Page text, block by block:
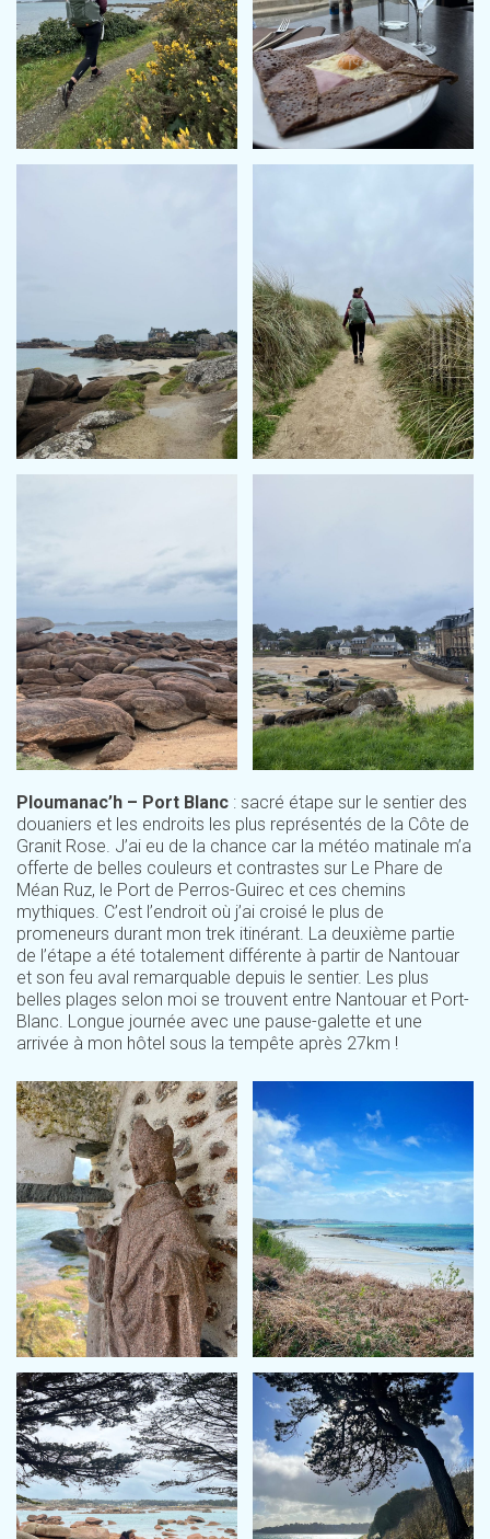
Ploumanac’h – Port Blanc : sacré étape sur le sentier des
douaniers et les endroits les plus représentés de la Côte de
Granit Rose. J’ai eu de la chance car la météo matinale m’a
offerte de belles couleurs et contrastes sur Le Phare de
Méan Ruz, le Port de Perros-Guirec et ces chemins
mythiques. C’est l’endroit où j’ai croisé le plus de
promeneurs durant mon trek itinérant. La deuxième partie
de l’étape a été totalement différente à partir de Nantouar
et son feu aval remarquable depuis le sentier. Les plus
belles plages selon moi se trouvent entre Nantouar et Port-
Blanc. Longue journée avec une pause-galette et une
arrivée à mon hôtel sous la tempête après 27km !